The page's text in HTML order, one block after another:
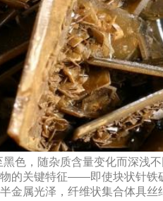
色，随杂质含量变化而深浅不
的关键特征——即使块状针铁
金属光泽，纤维状集合体具